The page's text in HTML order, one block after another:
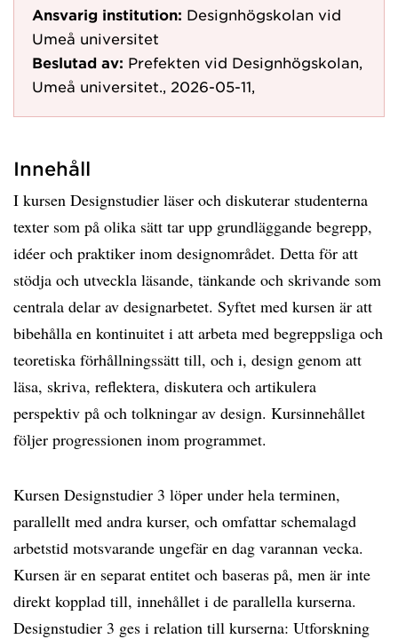
Ansvarig institution: Designhögskolan vid
Umeå universitet
Beslutad av: Prefekten vid Designhögskolan,
Umeå universitet., 2026-05-11,
Innehåll
I kursen Designstudier läser och diskuterar studenterna
texter som på olika sätt tar upp grundläggande begrepp,
idéer och praktiker inom designområdet. Detta för att
stödja och utveckla läsande, tänkande och skrivande som
centrala delar av designarbetet. Syftet med kursen är att
bibehålla en kontinuitet i att arbeta med begreppsliga och
teoretiska förhållningssätt till, och i, design genom att
läsa, skriva, reflektera, diskutera och artikulera
perspektiv på och tolkningar av design. Kursinnehållet
följer progressionen inom programmet.
Kursen Designstudier 3 löper under hela terminen,
parallellt med andra kurser, och omfattar schemalagd
arbetstid motsvarande ungefär en dag varannan vecka.
Kursen är en separat entitet och baseras på, men är inte
direkt kopplad till, innehållet i de parallella kurserna.
Designstudier 3 ges i relation till kurserna: Utforskning